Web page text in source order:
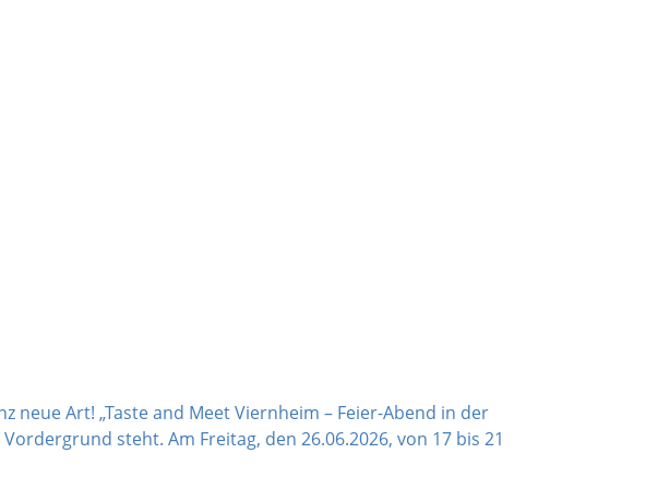
neue Art! „Taste and Meet Viernheim – Feier-Abend in der
steht. Am Freitag, den 26.06.2026, von 17 bis 21